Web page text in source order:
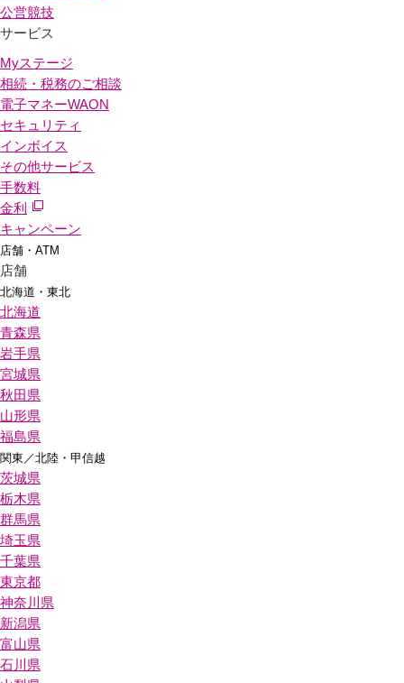
公営競技
サービス
Myステージ
相続・税務のご相談
電子マネーWAON
セキュリティ
インボイス
その他サービス
手数料
金利
キャンペーン
店舗・ATM
店舗
北海道・東北
北海道
青森県
岩手県
宮城県
秋田県
山形県
福島県
関東／北陸・甲信越
茨城県
栃木県
群馬県
埼玉県
千葉県
東京都
神奈川県
新潟県
富山県
石川県